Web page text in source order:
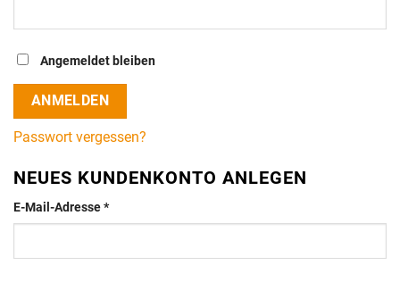
Angemeldet bleiben
ANMELDEN
Passwort vergessen?
NEUES KUNDENKONTO ANLEGEN
E-Mail-Adresse*Erforderlich